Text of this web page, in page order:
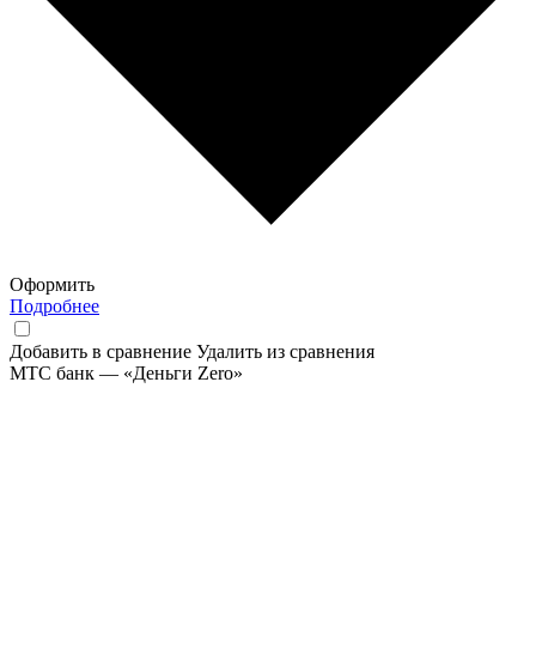
Оформить
Подробнее
Добавить в сравнение Удалить из сравнения
МТС банк — «Деньги Zero»